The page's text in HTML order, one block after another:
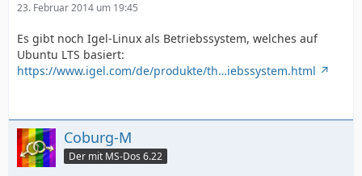
23. Februar 2014 um 19:45
Es gibt noch Igel-Linux als Betriebssystem, welches auf
Ubuntu LTS basiert:
https://www.igel.com/de/produkte/th…iebssystem.html
Coburg-M
Der mit MS-Dos 6.22